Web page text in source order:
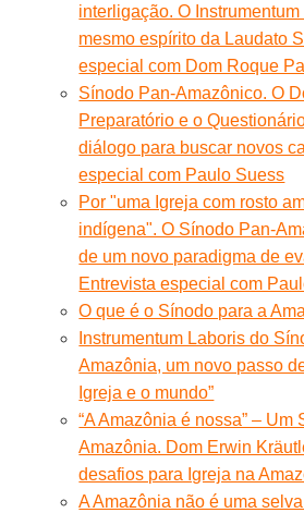
interligação. O
mesmo espírito da Laudato
especial com Dom Roque
Sínodo Pan-Amazônico. O
Preparatório e o
diálogo para buscar novos
especial com Paulo Suess
Por "uma Igreja com rosto
indígena". O Sínodo Pan-
de um novo paradigma de
Entrevista especial com
O que é o Sínodo para a
Instrumentum Laboris do
Amazônia, um novo passo
Igreja e o mundo”
“A Amazônia é nossa” – Um
Amazônia. Dom Erwin
desafios para Igreja na
A Amazônia não é uma